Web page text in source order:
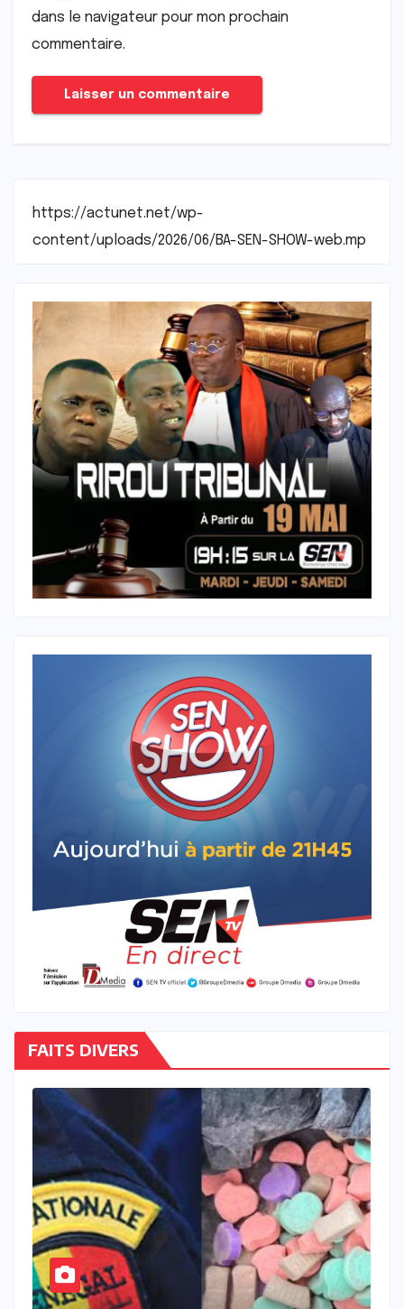
dans le navigateur pour mon prochain
commentaire.
https://actunet.net/wp-
content/uploads/2026/06/BA-SEN-SHOW-web.mp
FAITS DIVERS